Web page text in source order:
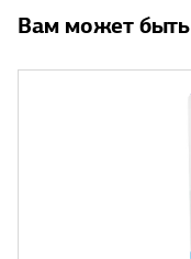
Вам может быть